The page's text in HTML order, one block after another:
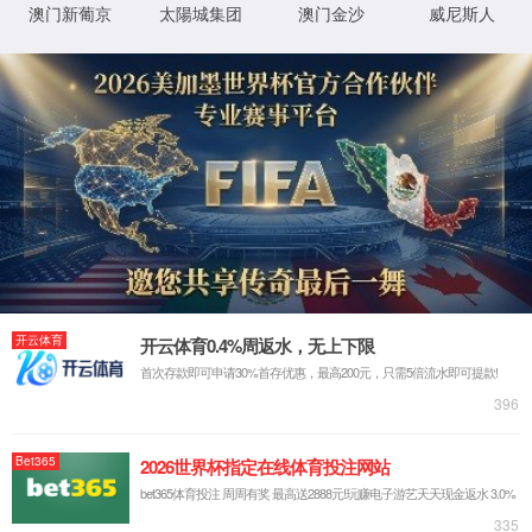
因权限问题或行为非法，您的访问被拒绝。
返回
Request ID:7670907389910981544
XML 地图